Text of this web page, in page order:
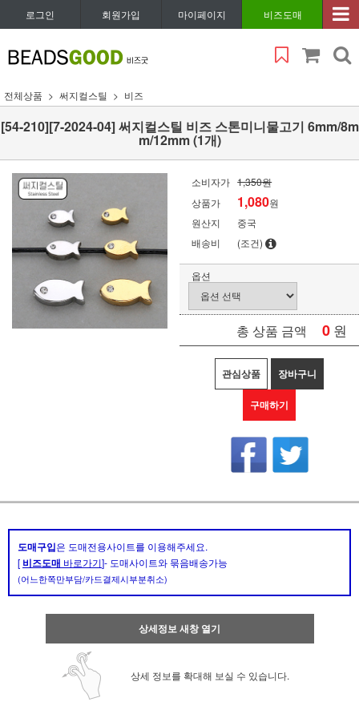
로그인 회원가입 마이페이지 비즈도매
전체상품 써지컬스틸 비즈
[54-210][7-2024-04] 써지컬스틸 비즈 스톤미니물고기 6mm/8m
m/12mm (1개)
소비자가 1,350원
상품가
1,080원
원산지
중국
배송비
(조건)
옵션
총 상품 금액 0 원
관심상품 장바구니
구매하기
도매구입은 도매전용사이트를 이용해주세요.
[ 비즈도매 바로가기]- 도매사이트와 묶음배송가능
(어느한쪽만부담/카드결제시부분취소)
상세정보 새창 열기
상세 정보를 확대해 보실 수 있습니다.